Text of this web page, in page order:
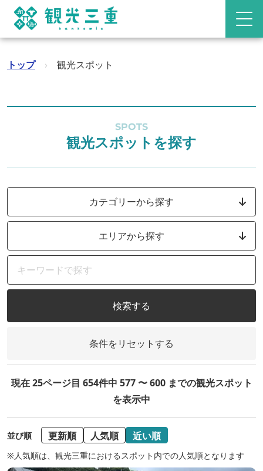
トップ › 観光スポット
SPOTS
観光スポットを探す
カテゴリーから探す
エリアから探す
検索する
条件をリセットする
現在 25ページ目 654件中 577 〜 600 までの観光スポット
を表示中
並び順 更新順 人気順 近い順
※人気順は、観光三重におけるスポット内での人気順となります